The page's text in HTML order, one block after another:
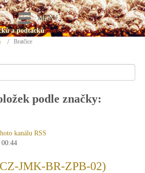
MENU
a podtácků
Bratčice
podle značky:
kanálu RSS
JMK-BR-ZPB-02)